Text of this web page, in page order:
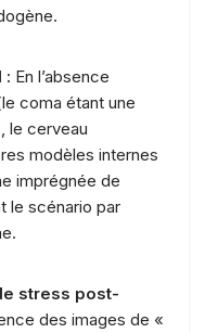
: En l’absence
coma étant une
le cerveau
modèles internes
imprégnée de
le scénario par
stress post-
des images de «